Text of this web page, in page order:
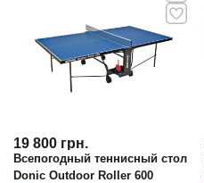
19 800 грн.
Всепогодный теннисный стол
Donic Outdoor Roller 600